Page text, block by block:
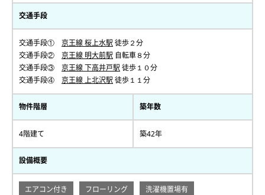
交通手段
交通手段① 京王線 桜上水駅 徒歩２分
交通手段② 京王線 明大前駅 自転車８分
交通手段③ 京王線 下高井戸駅 徒歩１０分
交通手段④ 京王線 上北沢駅 徒歩１１分
物件階層
4階建て
築年数
築42年
設備概要
エアコン付き フローリング 洗濯機置場有